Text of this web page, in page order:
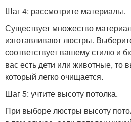
Шаг 4: рассмотрите материалы.
Существует множество
изготавливают люстры.
соответствует вашему стилю и
вас есть дети или животные, то
который легко очищается.
Шаг 5: учтите высоту потолка.
При выборе люстры высоту